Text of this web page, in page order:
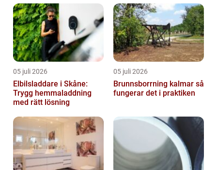
05 juli 2026
Elbilsladdare i Skåne:
Trygg hemmaladdning
med rätt lösning
05 juli 2026
Brunnsborrning kalmar så
fungerar det i praktiken